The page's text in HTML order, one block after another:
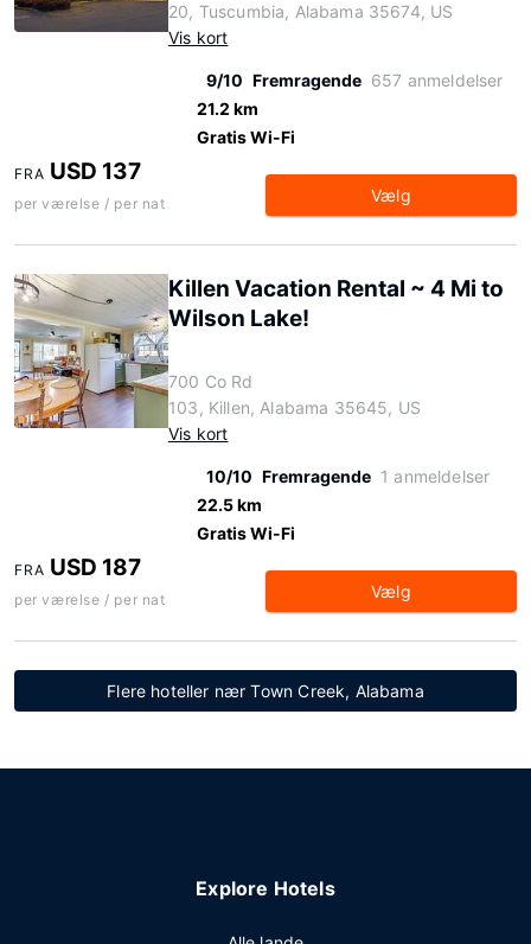
20, Tuscumbia, Alabama 35674, US
Vis kort
9/10 Fremragende 657 anmeldelser
21.2 km
Gratis Wi-Fi
FRA USD 137
per værelse / per nat Vælg
Killen Vacation Rental ~ 4 Mi to
Wilson Lake!
700 Co Rd
103, Killen, Alabama 35645, US
Vis kort
10/10 Fremragende 1 anmeldelser
22.5 km
Gratis Wi-Fi
FRA USD 187
per værelse / per nat Vælg
Flere hoteller nær Town Creek, Alabama
Explore Hotels